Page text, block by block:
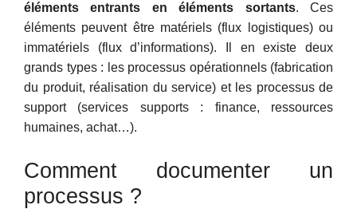
éléments entrants en éléments sortants. Ces
éléments peuvent être matériels (flux logistiques) ou
immatériels (flux d’informations). Il en existe deux
grands types : les processus opérationnels (fabrication
du produit, réalisation du service) et les processus de
support (services supports : finance, ressources
humaines, achat…).
Comment documenter un
processus ?